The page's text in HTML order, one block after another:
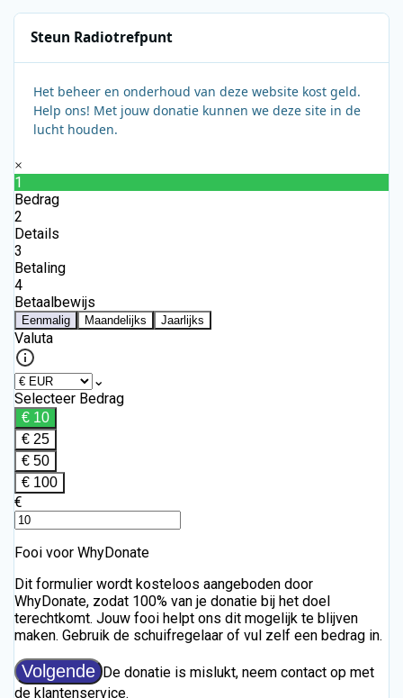
Steun Radiotrefpunt
Het beheer en onderhoud van deze website kost geld.
Help ons! Met jouw donatie kunnen we deze site in de
lucht houden.